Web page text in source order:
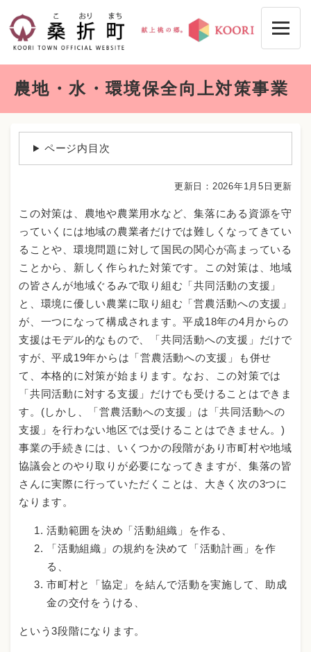
先
農地・水・環境保全向上対策事業
ページ内目次
更新日：2026年1月5日更新
この対策は、農地や農業用水など、集落にある資源を守
っていくには地域の農業者だけでは難しくなってきてい
ることや、環境問題に対して国民の関心が高まっている
ことから、新しく作られた対策です。この対策は、地域
の皆さんが地域ぐるみで取り組む「共同活動の支援」
と、環境に優しい農業に取り組む「営農活動への支援」
が、一つになって構成されます。平成18年の4月からの
支援はモデル的なもので、「共同活動への支援」だけで
すが、平成19年からは「営農活動への支援」も併せ
て、本格的に対策が始まります。なお、この対策では
「共同活動に対する支援」だけでも受けることはできま
す。(しかし、「営農活動への支援」は「共同活動への
支援」を行わない地区では受けることはできません。)
事業の手続きには、いくつかの段階があり市町村や地域
協議会とのやり取りが必要になってきますが、集落の皆
さんに実際に行っていただくことは、大きく次の3つに
なります。
活動範囲を決め「活動組織」を作る、
「活動組織」の規約を決めて「活動計画」を作
る、
市町村と「協定」を結んで活動を実施して、助成
金の交付をうける、
という3段階になります。